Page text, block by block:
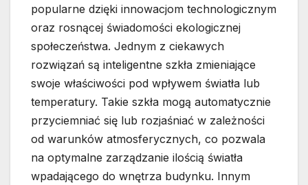
popularne dzięki innowacjom technologicznym
oraz rosnącej świadomości ekologicznej
społeczeństwa. Jednym z ciekawych
rozwiązań są inteligentne szkła zmieniające
swoje właściwości pod wpływem światła lub
temperatury. Takie szkła mogą automatycznie
przyciemniać się lub rozjaśniać w zależności
od warunków atmosferycznych, co pozwala
na optymalne zarządzanie ilością światła
wpadającego do wnętrza budynku. Innym